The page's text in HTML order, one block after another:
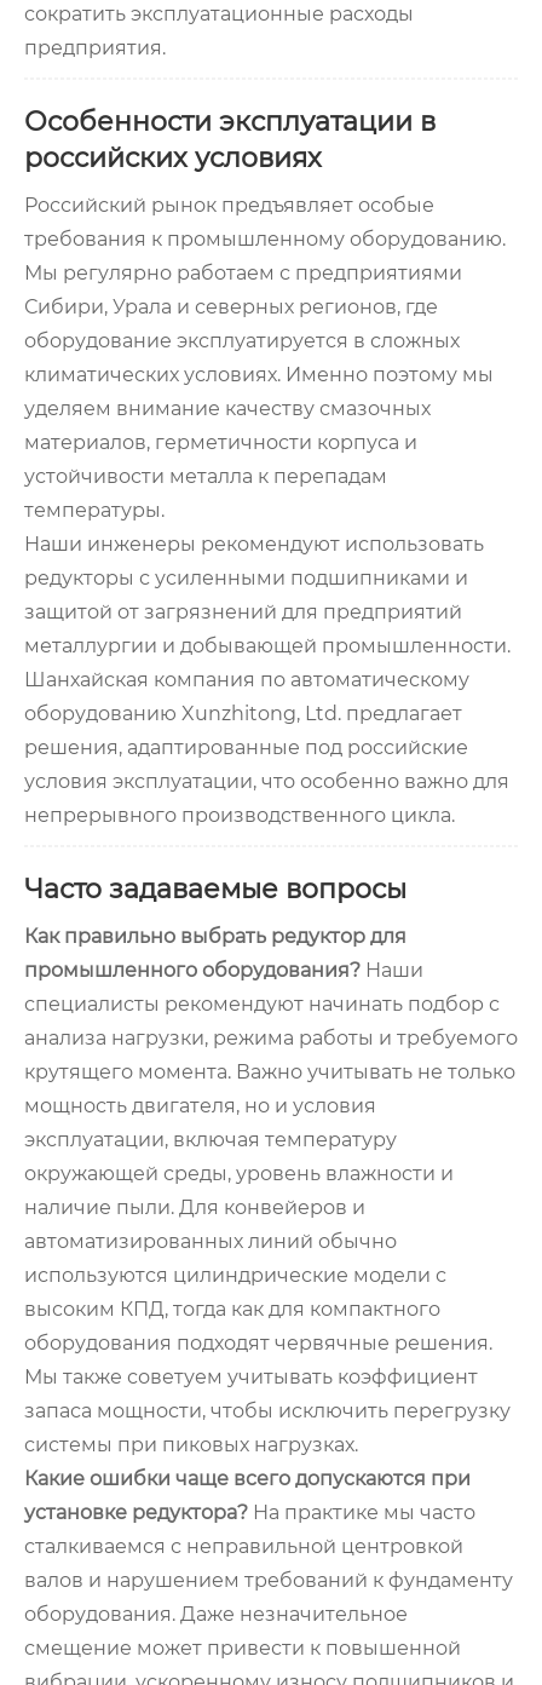
сократить эксплуатационные расходы
предприятия.
Особенности эксплуатации в
российских условиях
Российский рынок предъявляет особые
требования к промышленному оборудованию.
Мы регулярно работаем с предприятиями
Сибири, Урала и северных регионов, где
оборудование эксплуатируется в сложных
климатических условиях. Именно поэтому мы
уделяем внимание качеству смазочных
материалов, герметичности корпуса и
устойчивости металла к перепадам
температуры.
Наши инженеры рекомендуют использовать
редукторы с усиленными подшипниками и
защитой от загрязнений для предприятий
металлургии и добывающей промышленности.
Шанхайская компания по автоматическому
оборудованию Xunzhitong, Ltd. предлагает
решения, адаптированные под российские
условия эксплуатации, что особенно важно для
непрерывного производственного цикла.
Часто задаваемые вопросы
Как правильно выбрать редуктор для
промышленного оборудования? Наши
специалисты рекомендуют начинать подбор с
анализа нагрузки, режима работы и требуемого
крутящего момента. Важно учитывать не только
мощность двигателя, но и условия
эксплуатации, включая температуру
окружающей среды, уровень влажности и
наличие пыли. Для конвейеров и
автоматизированных линий обычно
используются цилиндрические модели с
высоким КПД, тогда как для компактного
оборудования подходят червячные решения.
Мы также советуем учитывать коэффициент
запаса мощности, чтобы исключить перегрузку
системы при пиковых нагрузках.
Какие ошибки чаще всего допускаются при
установке редуктора? На практике мы часто
сталкиваемся с неправильной центровкой
валов и нарушением требований к фундаменту
оборудования. Даже незначительное
смещение может привести к повышенной